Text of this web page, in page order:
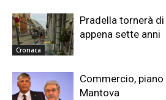
Cronaca
Pradella tornerà
appena sette anni
Commercio,
Mantova